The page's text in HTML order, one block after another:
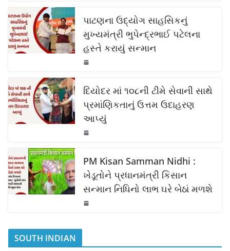
k
c
e
b
o
o
k
at
s
A
p
p
y
Li
n
k
e
પાટણના ઉદ્યોગ સાહસિકનું
મુખ્યમંત્રી ભુપેન્દ્રભાઈ પટેલના
હસ્તે કરાયું સન્માન
દિયોદર માં ૧૦૮ની ટીમે સેવાની સાથે
પ્રમાંણિકતાનું ઉત્તમ ઉદાહરણ
આપ્યું
PM Kisan Samman Nidhi :
ખેડૂતોને પ્રધાનમંત્રી કિસાન
સન્માન નિધિનો લાભ ઘરે બેઠાં મળશે
SOUTH INDIAN